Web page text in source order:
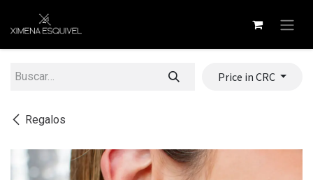
Regalos
Price in CRC